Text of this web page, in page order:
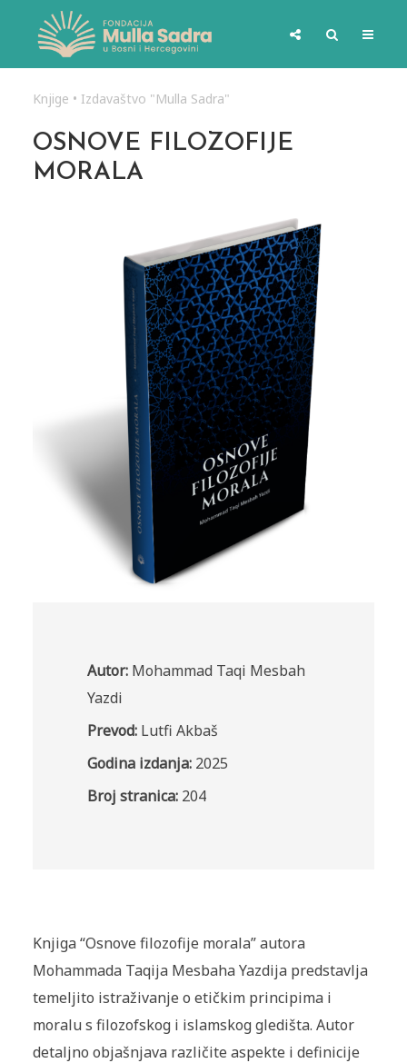
Knjige • Izdavaštvo "Mulla Sadra"
OSNOVE FILOZOFIJE
MORALA
Autor:Mohammad Taqi Mesbah
Yazdi
Prevod: Lutfi Akbaš
Godina izdanja: 2025
Broj stranica: 204
Knjiga “Osnove filozofije morala” autora
Mohammada Taqija Mesbaha Yazdija predstavlja
temeljito istraživanje o etičkim principima i
moralu s filozofskog i islamskog gledišta. Autor
detaljno objašnjava različite aspekte i definicije